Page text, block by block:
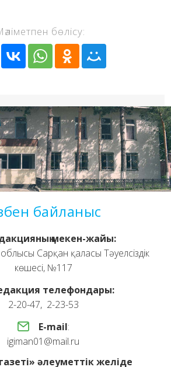
бөлісу:
байланыс
мекен-жайы:
Сарқан қаласы Тәуелсіздік
көшесі, №117
телефондары:
2-20-47, 2-23-53
E-mail:
igiman01@mail.ru
әлеуметтік желіде